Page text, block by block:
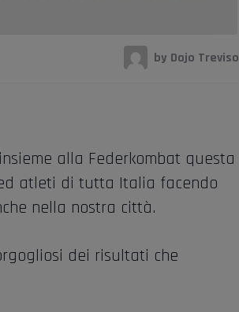
by Dojo Treviso
alla Federkombat questa
atleti di tutta Italia facendo
nella nostra città.
dei risultati che